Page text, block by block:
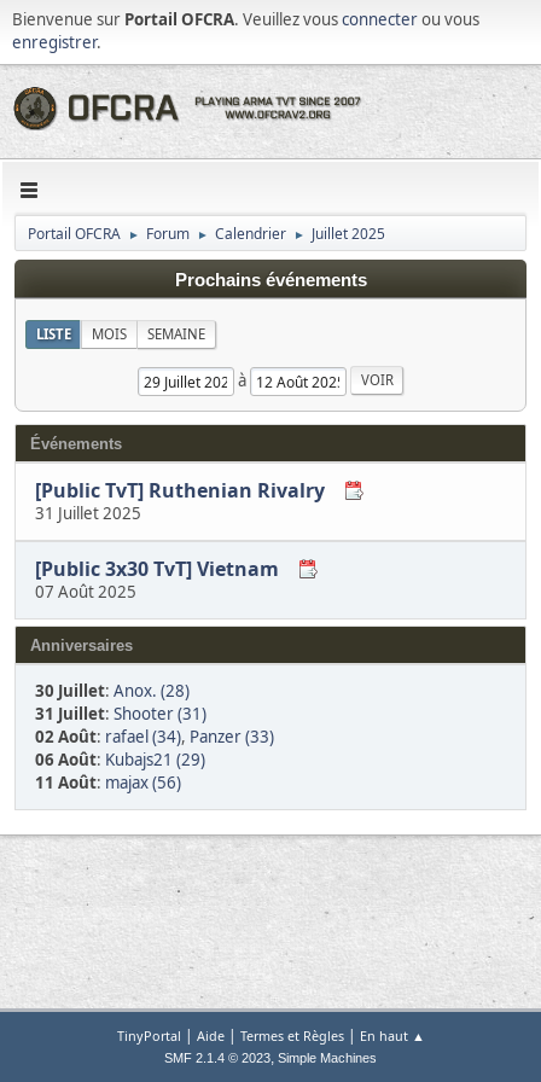
Bienvenue sur Portail OFCRA. Veuillez vousconnecterou vous
enregistrer.
Portail OFCRA ► Forum ► Calendrier ► Juillet 2025
Prochains événements
LISTE MOIS SEMAINE
à
Événements
[Public TvT] Ruthenian Rivalry
31 Juillet 2025
[Public 3x30 TvT] Vietnam
07 Août 2025
Anniversaires
30 Juillet: Anox. (28)
31 Juillet: Shooter (31)
02 Août: rafael (34), Panzer (33)
06 Août: Kubajs21 (29)
11 Août: majax (56)
TinyPortal | Aide| Termes et Règles| En haut ▲
SMF 2.1.4 © 2023, Simple Machines